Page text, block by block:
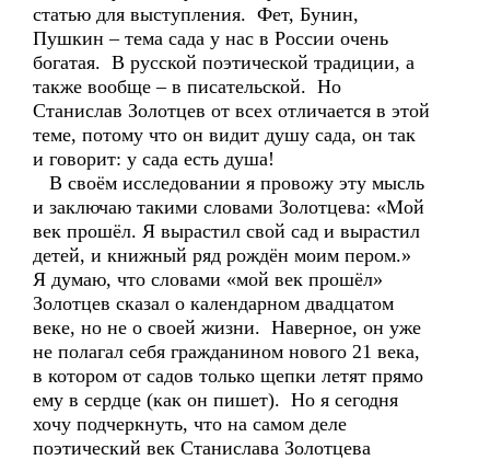
статью для выступления. Фет, Бунин,
Пушкин – тема сада у нас в России очень
богатая. В русской поэтической традиции, а
также вообще – в писательской. Но
Станислав Золотцев от всех отличается в этой
теме, потому что он видит душу сада, он так
и говорит: у сада есть душа!
В своём исследовании я провожу эту мысль
и заключаю такими словами Золотцева: «Мой
век прошёл. Я вырастил свой сад и вырастил
детей, и книжный ряд рождён моим пером.»
Я думаю, что словами «мой век прошёл»
Золотцев сказал о календарном двадцатом
веке, но не о своей жизни. Наверное, он уже
не полагал себя гражданином нового 21 века,
в котором от садов только щепки летят прямо
ему в сердце (как он пишет). Но я сегодня
хочу подчеркнуть, что на самом деле
поэтический век Станислава Золотцева